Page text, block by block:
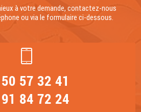
à votre demande, contactez-nous
ou via le formulaire ci-dessous.
57 32 41
84 72 24